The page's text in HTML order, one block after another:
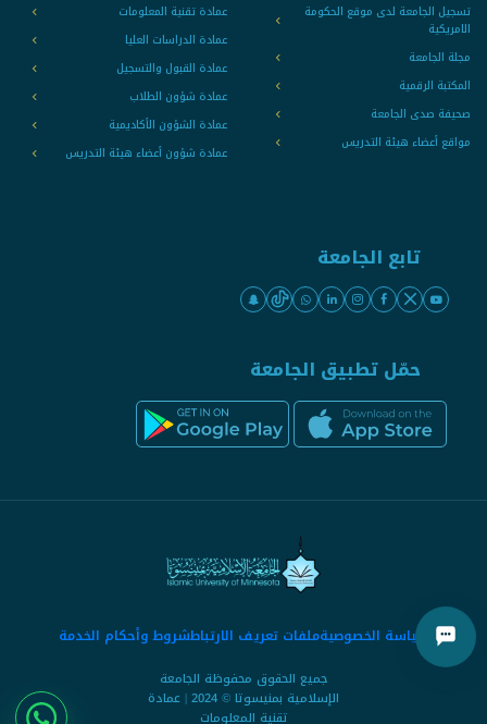
تسجيل الجامعة لدى موقع الحكومة
الامريكية
مجلة الجامعة
المكتبة الرقمية
صحيفة صدى الجامعة
مواقع أعضاء هيئة التدريس
عمادة تقنية المعلومات
عمادة الدراسات العليا
عمادة القبول والتسجيل
عمادة شؤون الطلاب
عمادة الشؤون الأكاديمية
عمادة شؤون أعضاء هيئة التدريس
تابع الجامعة
حمّل تطبيق الجامعة
سياسة الخصوصيةملفات تعريف الارتباطشروط وأحكام الخدمة
جميع الحقوق محفوظة الجامعة
الإسلامية بمنيسوتا © 2024 | عمادة
تقنية المعلومات